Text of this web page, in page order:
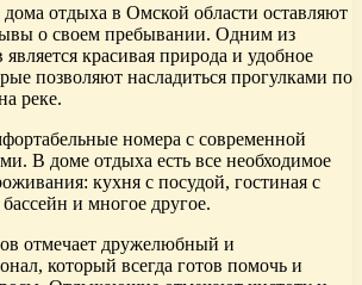
отдыха в Омской области оставляют
о своем пребывании. Одним из
красивая природа и удобное
позволяют насладиться прогулками по
реке.
номера с современной
В доме отдыха есть все необходимое
кухня с посудой, гостиная с
и многое другое.
отмечает дружелюбный и
который всегда готов помочь и